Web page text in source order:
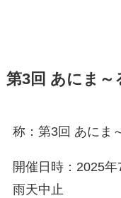
第3回 あにま～
称：第3回 あにま
開催日時：2025
雨天中止